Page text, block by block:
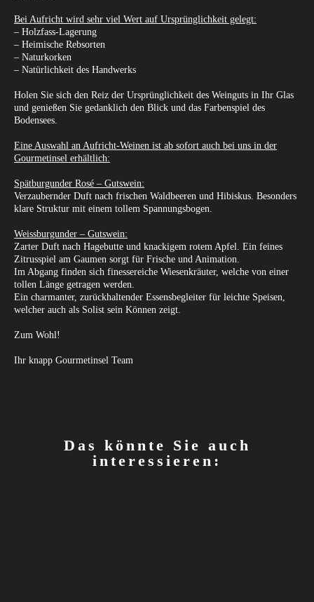
Bei Aufricht wird sehr viel Wert auf Ursprünglichkeit gelegt:
– Holzfass-Lagerung
– Heimische Rebsorten
– Naturkorken
– Natürlichkeit des Handwerks
Holen Sie sich den Reiz der Ursprünglichkeit des Weinguts in Ihr Glas
und genießen Sie gedanklich den Blick und das Farbenspiel des
Bodensees.
Eine Auswahl an Aufricht-Weinen ist ab sofort auch bei uns in der
Gourmetinsel erhältlich:
Spätburgunder Rosé – Gutswein:
Verzaubernder Duft nach frischen Waldbeeren und Hibiskus. Besonders
klare Struktur mit einem tollem Spannungsbogen.
Weissburgunder – Gutswein:
Zarter Duft nach Hagebutte und knackigem rotem Apfel. Ein feines
Zitrusspiel am Gaumen sorgt für Frische und Animation.
Im Abgang finden sich finessereiche Wiesenkräuter, welche von einer
tollen Länge getragen werden.
Ein charmanter, zurückhaltender Essensbegleiter für leichte Speisen,
welcher auch als Solist sein Können zeigt.
Zum Wohl!
Ihr knapp Gourmetinsel Team
Das könnte Sie auch
interessieren: